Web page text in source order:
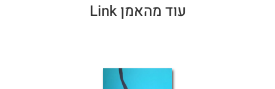
עוד מהאמן Link